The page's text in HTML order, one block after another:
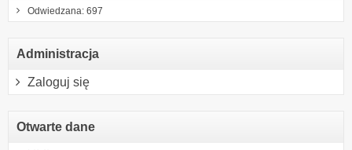
Odwiedzana: 697
Administracja
Zaloguj się
Otwarte dane